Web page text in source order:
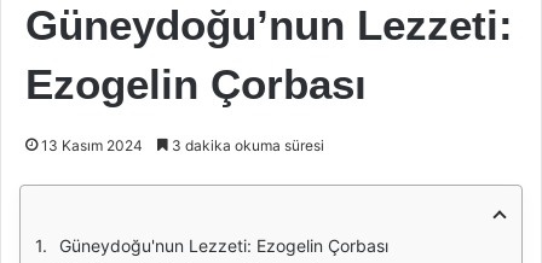
Güneydoğu’nun Lezzeti:
Ezogelin Çorbası
13 Kasım 2024 3 dakika okuma süresi
Güneydoğu'nun Lezzeti: Ezogelin Çorbası